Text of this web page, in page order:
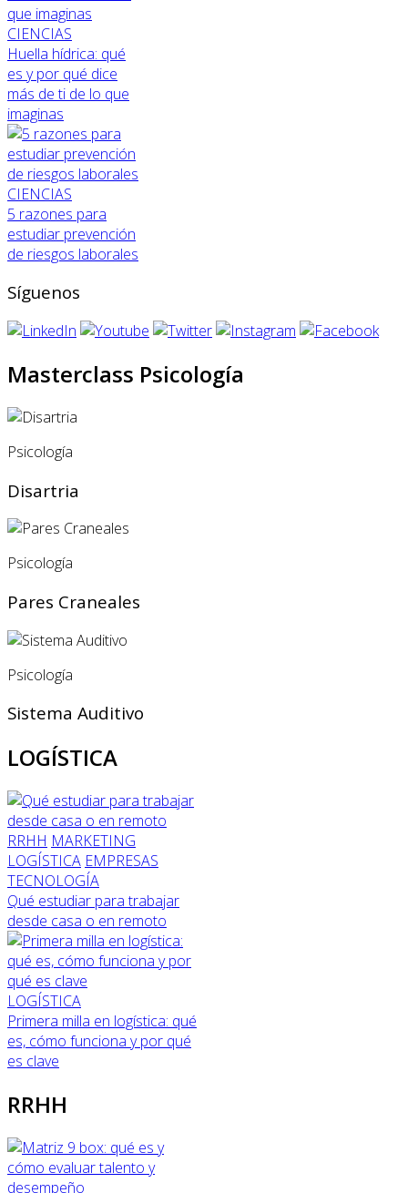
CIENCIAS
Huella hídrica: qué
es y por qué dice
más de ti de lo que
imaginas
CIENCIAS
5 razones para
estudiar prevención
de riesgos laborales
Síguenos
Masterclass Psicología
Psicología
Disartria
Psicología
Pares Craneales
Psicología
Sistema Auditivo
LOGÍSTICA
RRHH MARKETING
LOGÍSTICA EMPRESAS
TECNOLOGÍA
Qué estudiar para trabajar
desde casa o en remoto
LOGÍSTICA
Primera milla en logística: qué
es, cómo funciona y por qué
es clave
RRHH